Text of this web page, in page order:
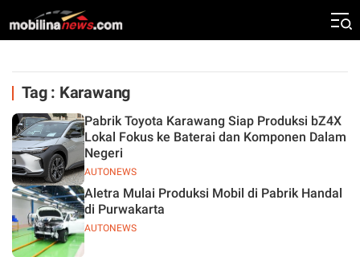
Tag : Karawang
AUTONEWS
Pabrik Toyota Karawang Siap Produksi bZ4X
Lokal Fokus ke Baterai dan Komponen Dalam
Negeri
AUTONEWS
Aletra Mulai Produksi Mobil di Pabrik Handal
di Purwakarta